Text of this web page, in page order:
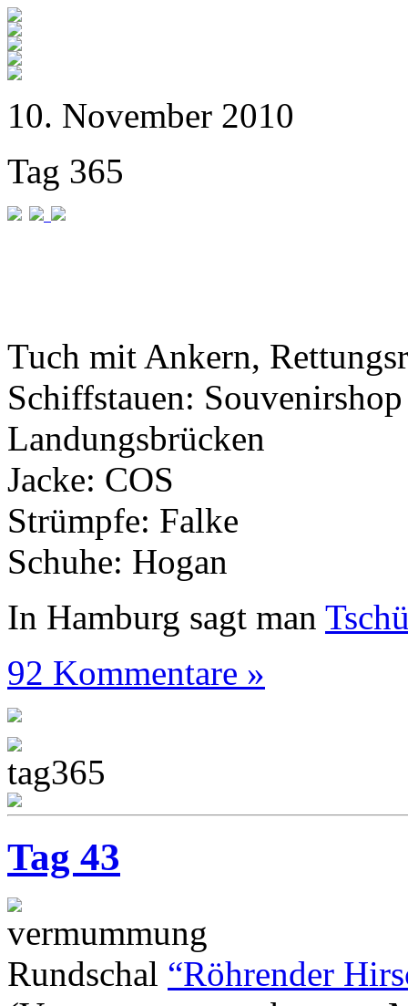
10. November 2010
Tag 365
Tuch mit Ankern,
Schiffstauen:
Landungsbrücken
Jacke: COS
Strümpfe: Falke
Schuhe: Hogan
In Hamburg sagt man
92 Kommentare »
Tag 43
Rundschal “Röhrender